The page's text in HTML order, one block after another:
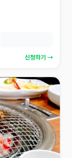
신청하기 →